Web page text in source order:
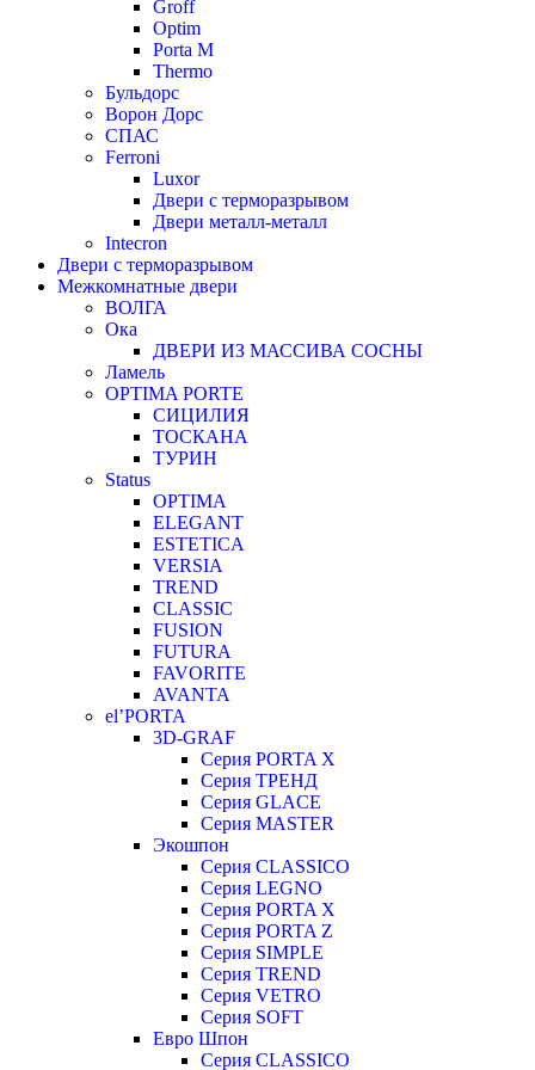
Groff
Optim
Porta М
Thermo
Бульдорс
Ворон Дорс
СПАС
Ferroni
Luxor
Двери с терморазрывом
Двери металл-металл
Intecron
Двери с терморазрывом
Межкомнатные двери
ВОЛГА
Ока
ДВЕРИ ИЗ МАССИВА СОСНЫ
Ламель
OPTIMA PORTE
СИЦИЛИЯ
ТОСКАНА
ТУРИН
Status
OPTIMA
ELEGANT
ESTETICA
VERSIA
TREND
CLASSIC
FUSION
FUTURA
FAVORITE
AVANTA
el’PORTA
3D-GRAF
Серия PORTA X
Серия ТРЕНД
Серия GLACE
Серия MASTER
Экошпон
Серия CLASSICO
Серия LEGNO
Серия PORTA X
Серия PORTA Z
Серия SIMPLE
Серия TREND
Серия VETRO
Серия SOFT
Евро Шпон
Серия CLASSICO